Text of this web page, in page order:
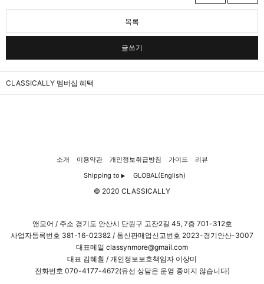
목록
글쓰기
CLASSICALLY 멤버십 혜택
소개 이용약관 개인정보취급방침 가이드
리뷰
Shipping to ▶ GLOBAL(English)
© 2020 CLASSICALLY
앤모어 / 주소 경기도 안산시 단원구 고잔2길 45, 7층 701-312호
사업자등록번호 381-16-02382 / 통신판매업신고번호 2023-경기안산-3007
대표메일 classynmore@gmail.com
대표 김혜훤 / 개인정보보호책임자 이상미
전화번호 070-4177-4672(유선 상담은 운영 중이지 않습니다)